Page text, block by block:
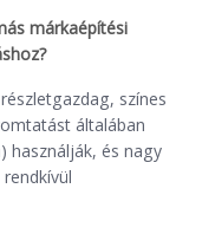
márkaépítési
színes
általában
használják, és nagy